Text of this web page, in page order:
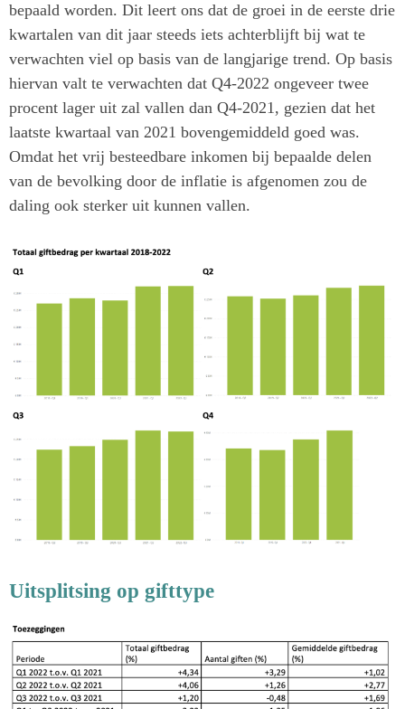
bepaald worden. Dit leert ons dat de groei in de eerste drie
kwartalen van dit jaar steeds iets achterblijft bij wat te
verwachten viel op basis van de langjarige trend. Op basis
hiervan valt te verwachten dat Q4-2022 ongeveer twee
procent lager uit zal vallen dan Q4-2021, gezien dat het
laatste kwartaal van 2021 bovengemiddeld goed was.
Omdat het vrij besteedbare inkomen bij bepaalde delen
van de bevolking door de inflatie is afgenomen zou de
daling ook sterker uit kunnen vallen.
Uitsplitsing op gifttype